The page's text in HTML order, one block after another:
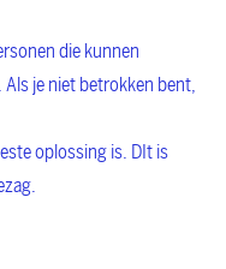
die kunnen
je niet betrokken bent,
oplossing is. DIt is